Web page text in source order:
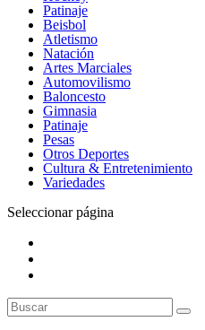
Patinaje
Beisbol
Atletismo
Natación
Artes Marciales
Automovilismo
Baloncesto
Gimnasia
Patinaje
Pesas
Otros Deportes
Cultura & Entretenimiento
Variedades
Seleccionar página